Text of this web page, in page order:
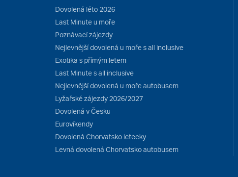
Dovolená léto 2026
Last Minute u moře
Poznávací zájezdy
Nejlevnější dovolená u moře s all inclusive
Exotika s přímým letem
Last Minute s all inclusive
Nejlevnější dovolená u moře autobusem
Lyžařské zájezdy 2026/2027
Dovolená v Česku
Eurovíkendy
Dovolená Chorvatsko letecky
Levná dovolená Chorvatsko autobusem